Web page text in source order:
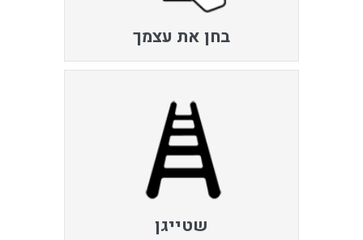
בחן את עצמך
שטייגן